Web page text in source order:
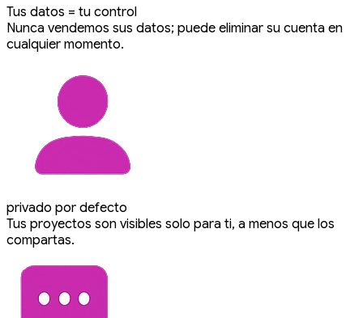
Tus datos = tu control
Nunca vendemos sus datos; puede eliminar su cuenta en
cualquier momento.
privado por defecto
Tus proyectos son visibles solo para ti, a menos que los
compartas.